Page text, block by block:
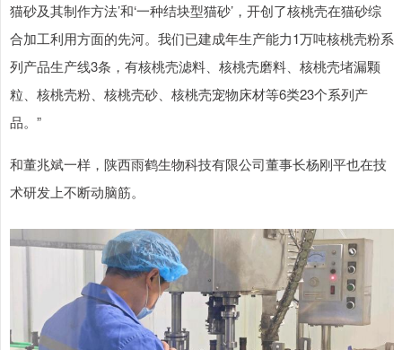
猫砂及其制作方法’和‘一种结块型猫砂’，开创了核桃壳在猫砂综
合加工利用方面的先河。我们已建成年生产能力1万吨核桃壳粉系
列产品生产线3条，有核桃壳滤料、核桃壳磨料、核桃壳堵漏颗
粒、核桃壳粉、核桃壳砂、核桃壳宠物床材等6类23个系列产
品。”
和董兆斌一样，陕西雨鹤生物科技有限公司董事长杨刚平也在技
术研发上不断动脑筋。